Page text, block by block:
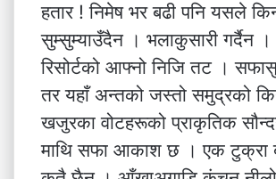
हतार ! निमेष भर बढी पनि यसले
सुम्सुम्याउँदैन । भलाकुसारी गर्दैन ।
रिसोर्टको आफ्नो निजि तट ।
तर यहाँ अन्तको जस्तो समुद्रको
खजुरका वोटहरूको प्राकृतिक
माथि सफा आकाश छ । एक टुक्रा